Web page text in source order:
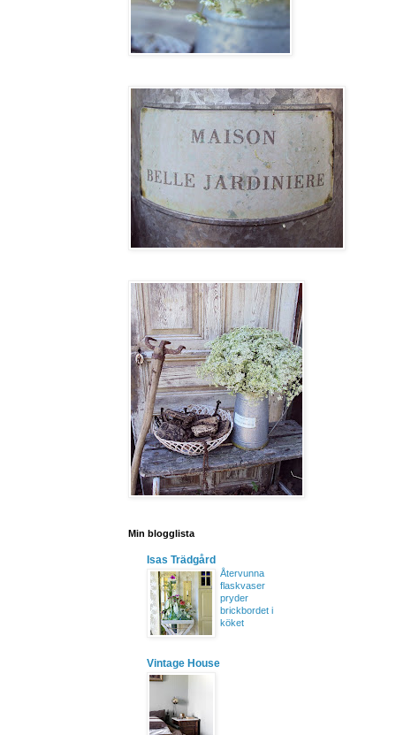
Min blogglista
Isas Trädgård
Återvunna
flaskvaser
pryder
brickbordet i
köket
Vintage House